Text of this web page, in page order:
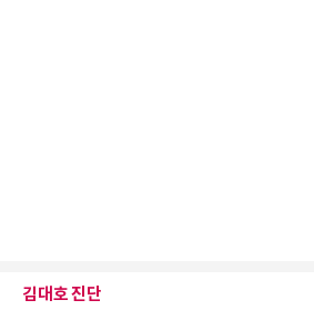
김대호 진단